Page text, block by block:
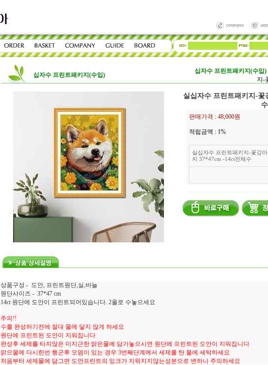
십자수 프린트패키지(수입)
십자수 프린트패키지(수입)
지-
실십자수 프린트패키지-꽃
수
판매가격 : 48,000원
적립금액 : 1%
실십자수 프린트패키지-꽃강아
지 37*47cm -14ct전체수
상품구성 - 도안, 프린트원단,실,바늘
원단사이즈 - 37*47 cm
14ct 원단에 도안이 프린트되어있습니다. 2올로 수놓으세요
주의!!
수를 완성하기전에 절대 물에 닿지 않게 하세요
원단에 프린트된 도안이 지워집니다
완성후 세제를 타지않은 미지근한 맑은물에 담가놓으시면 원단에 프린트된 도안이 지워집니다
맑으물에 다시한번 헹군후 오염이 있는 경우 3번째단계에서 세제를 탄 물에 세탁하세요
처음부터 세제물에 담그면 도안프린트의 잉크가 지워지지않는성분으로 변하니 주의하세요